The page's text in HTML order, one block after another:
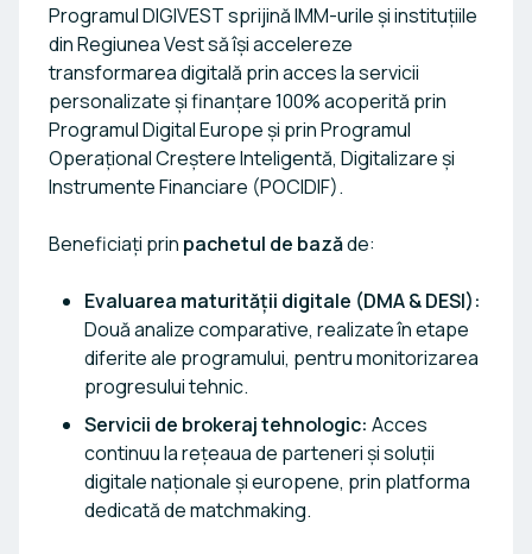
Programul DIGIVEST sprijină IMM-urile și instituțiile
din Regiunea Vest să își accelereze
transformarea digitală prin acces la servicii
personalizate și finanțare 100% acoperită prin
Programul Digital Europe și prin Programul
Operațional Creștere Inteligentă, Digitalizare și
Instrumente Financiare (POCIDIF).
Beneficiați prin pachetul de bazăde:
Evaluarea maturității digitale (DMA & DESI):
Două analize comparative, realizate în etape
diferite ale programului, pentru monitorizarea
progresului tehnic.
Servicii de brokeraj tehnologic: Acces
continuu la rețeaua de parteneri și soluții
digitale naționale și europene, prin platforma
dedicată de matchmaking.